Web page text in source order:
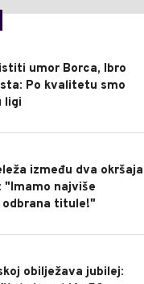
umor Borca, Ibro
Po kvalitetu smo
ligi
između dva okršaja
"Imamo najviše
titule!"
obilježava jubilej: